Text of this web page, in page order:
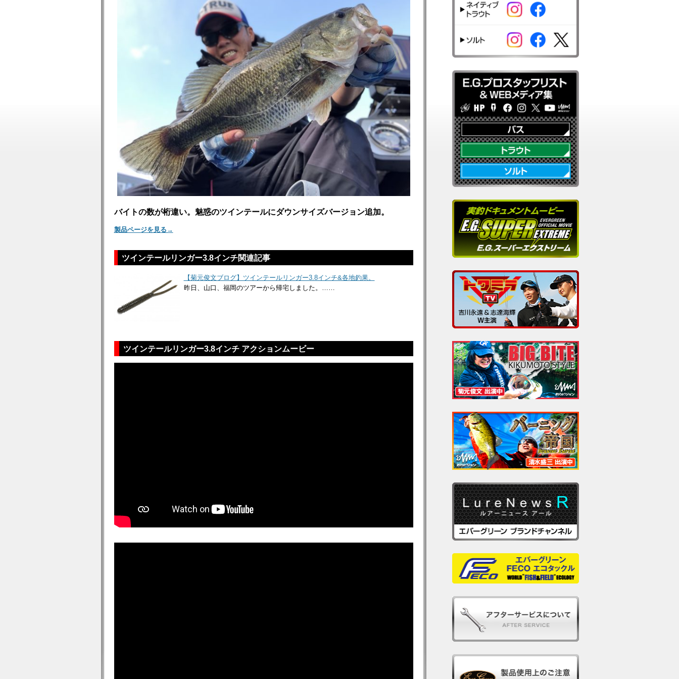
バイトの数が桁違い。魅惑のツインテールにダウンサイズバージョン追加。
製品ページを見る→
ツインテールリンガー3.8インチ関連記事
【菊元俊文ブログ】ツインテールリンガー3.8インチ&各地釣果。
昨日、山口、福岡のツアーから帰宅しました。……
ツインテールリンガー3.8インチ アクションムービー